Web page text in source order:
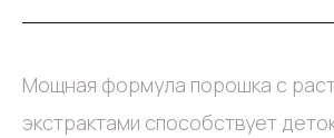
Мощная формула порошка с
экстрактами способствует